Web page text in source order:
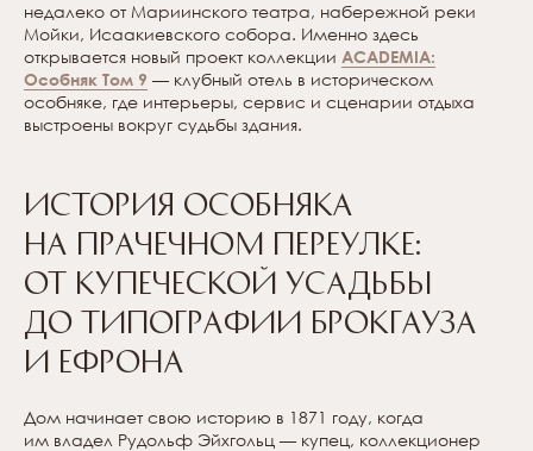
недалеко от Мариинского театра, набережной реки
Мойки, Исаакиевского собора. Именно здесь
открывается новый проект коллекции ACADEMIA:
Особняк Том 9 — клубный отель в историческом
особняке, где интерьеры, сервис и сценарии отдыха
выстроены вокруг судьбы здания.
История особняка
на Прачечном переулке:
от купеческой усадьбы
до типографии Брокгауза
и Ефрона
Дом начинает свою историю в 1871 году, когда
им владел Рудольф Эйхгольц — купец, коллекционер